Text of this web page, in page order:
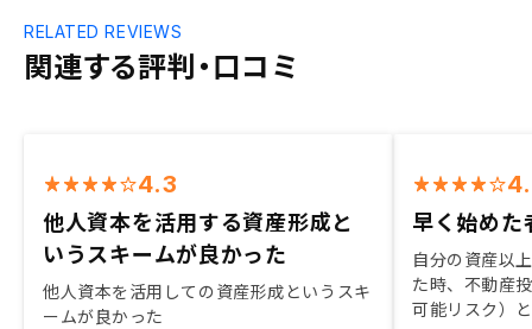
関連する評判・口コミ
RELATED REVIEWS
4.3
他人資本を活用する資産形成と
いうスキームが良かった
他人資本を活用しての資産形成というスキ
ームが良かった
早く始めた
自分の資産以
た時、不動産
可能リスク）